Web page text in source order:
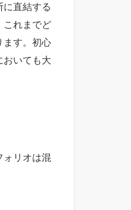
直結する
これまでど
ます。初心
おいても大
ォリオは混